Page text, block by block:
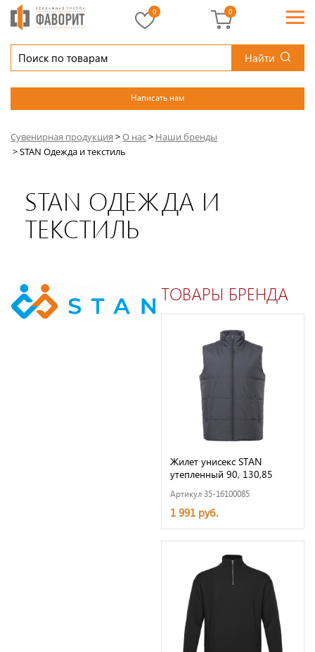
Найти
Написать нам
0 0
Сувенирная продукция >О нас> Наши бренды
>STAN Одежда и текстиль
STAN ОДЕЖДА И
ТЕКСТИЛЬ
ТОВАРЫ БРЕНДА
Жилет унисекс STAN
утепленный 90, 130,85
Артикул 35-16100085
1 991 руб.